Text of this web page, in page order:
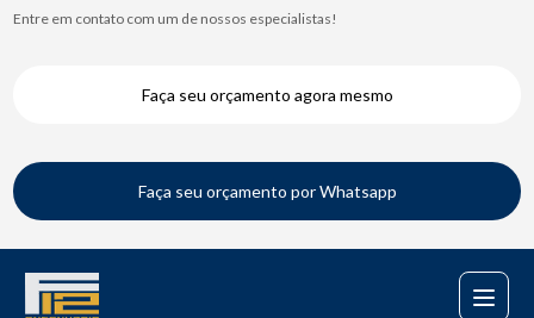
Entre em contato com um de nossos especialistas!
Faça seu orçamento agora mesmo
Faça seu orçamento por Whatsapp